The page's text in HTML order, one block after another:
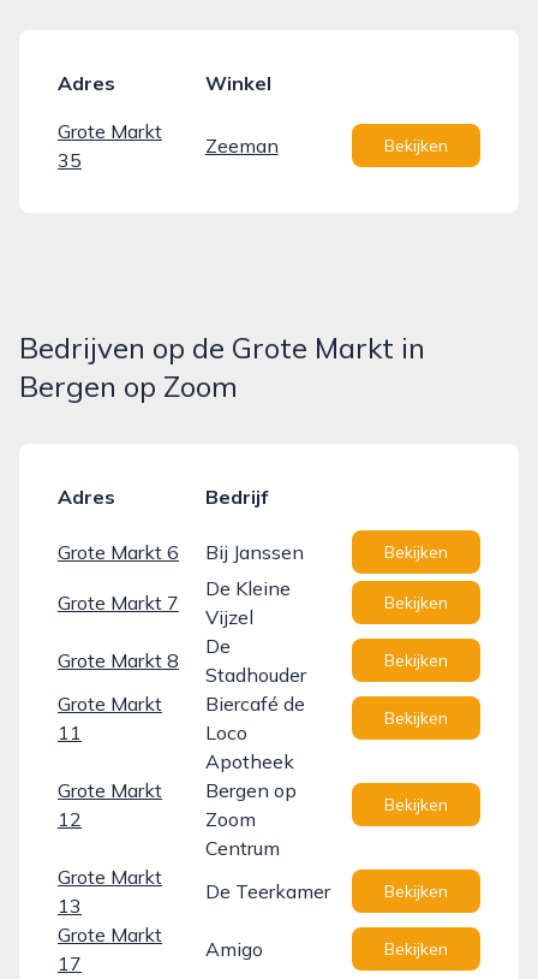
Adres
Winkel
Grote Markt
35
Zeeman Bekijken
Bedrijven op de Grote Markt in
Bergen op Zoom
Adres Bedrijf
Grote Markt 6 Bij Janssen Bekijken
Grote Markt 7
De Kleine
Vijzel
Bekijken
Grote Markt 8
De
Stadhouder
Bekijken
Grote Markt
11
Biercafé de
Loco
Bekijken
Grote Markt
12
Apotheek
Bergen op
Zoom
Centrum
Bekijken
Grote Markt
13
De Teerkamer Bekijken
Grote Markt
17
Amigo Bekijken